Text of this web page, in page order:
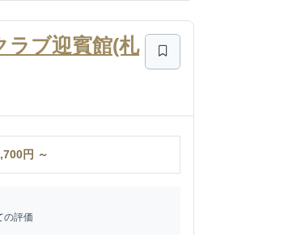
ラブ迎賓館(札
円 ～
の評価